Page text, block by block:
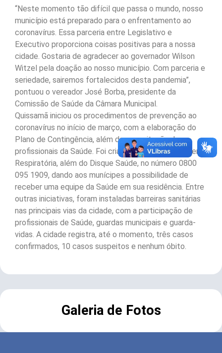
“Neste momento tão difícil que passa o mundo, nosso
município está preparado para o enfrentamento ao
coronavírus. Essa parceria entre Legislativo e
Executivo proporciona coisas positivas para a nossa
cidade. Gostaria de agradecer ao governador Wilson
Witzel pela doação ao nosso município. Com parceria e
seriedade, sairemos fortalecidos desta pandemia”,
pontuou o vereador José Borba, presidente da
Comissão de Saúde da Câmara Municipal.
Quissamã iniciou os procedimentos de prevenção ao
coronavírus no início de março, com a elaboração do
Plano de Contingência, além da capacitação dos
profissionais da Saúde. Foi criado o Centro de Triagem
Respiratória, além do Disque Saúde, no número 0800
095 1909, dando aos munícipes a possibilidade de
receber uma equipe da Saúde em sua residência. Entre
outras iniciativas, foram instaladas barreiras sanitárias
nas principais vias da cidade, com a participação de
profissionais de Saúde, guardas municipais e guarda-
vidas. A cidade registra, até o momento, três casos
confirmados, 10 casos suspeitos e nenhum óbito.
Galeria de Fotos